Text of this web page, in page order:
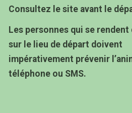
Consultez le site avant le
Les personnes qui se
sur le lieu de départ doivent
impérativement prévenir
téléphone ou SMS.